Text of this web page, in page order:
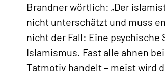
«
Brandner wörtlich: „Der
nicht unterschätzt und muss
nicht der Fall: Eine
Islamismus. Fast alle ahnen
Tatmotiv handelt – meist wird